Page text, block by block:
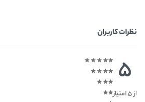
نظرات کاربران
5
از 5 امتیاز